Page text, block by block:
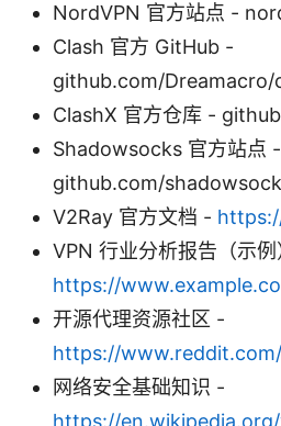
NordVPN 官方站点 -
Clash 官方 GitHub -
github.com/Dreamacro/
ClashX 官方仓库 -
Shadowsocks 官方站点 -
github.com/
V2Ray 官方文档 -
VPN 行业分析报告（示
https://
开源代理资源社区 -
https://
网络安全基础知识 -